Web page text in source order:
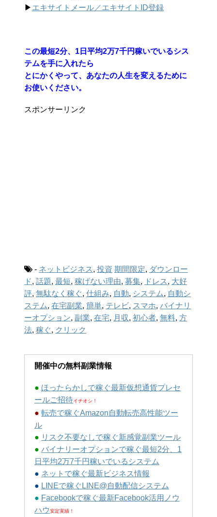
▶︎ エキサイトメール／エキサイトID登録
この最短2分、1日平均2万7千円稼いでいるシス
テムを手に入れたら
とにかくやって、あなたの人生を変えるために
お使いください。
スポンサーリンク
- ネットビジネス , 投資 期間限定, ダウンロー
ド, 話題, 最短, 稼げない理由, 募集, ドレス , 大好
評, 無駄なく稼ぐ, 仕組み, 自動, システム, 自動シ
ステム, 在宅副業, 簡単, テレビ, スマホ, バイナリ
ーオプション, 副業, 在宅, 月収, 初心者, 無料, 方
法, 稼ぐ, クリック
開催中の無料副業情報
● ほったらかしで稼ぐ最新仮想通貨プレセ
ールご招待イチオシ！
● 転売で稼ぐAmazon自動転売高性能ツー
ル
● リスク不要なしで稼ぐ新感覚副業ツール
● バイナリーオプションで稼ぐ最短2分、1
日平均2万7千円稼いでいるシステム
● ネットで稼ぐ最新ビジネス情報
● LINEで稼ぐLINE@自動配信システム
● Facebookで稼ぐ最新Facebook活用ノウ
ハウ安定実績！